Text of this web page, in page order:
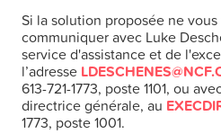
Si la solution proposée ne
communiquer avec Luke
service d'assistance et de
l’adresse
613-721-1773, poste 1101, ou
directrice générale, au
1773, poste 1001.